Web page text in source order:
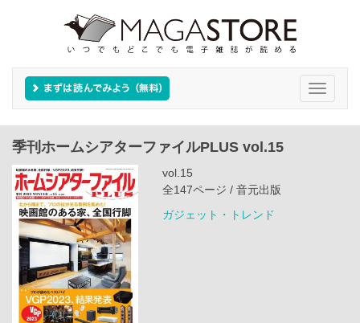
Toggle
季刊ホームシアターファイルPLUS vol.15
vol.15
全147ページ / 音元出版
ガジェット・トレンド